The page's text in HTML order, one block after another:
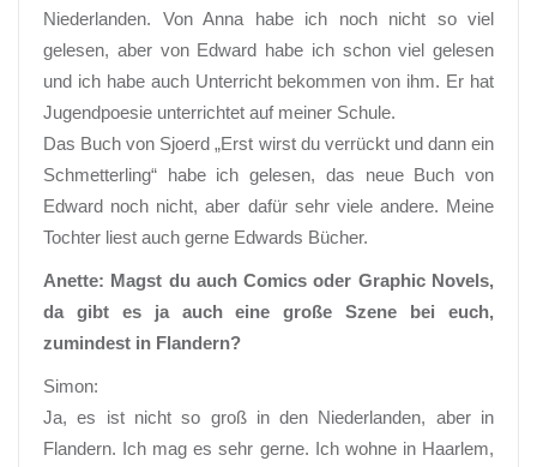
Niederlanden. Von Anna habe ich noch nicht so viel
gelesen, aber von Edward habe ich schon viel gelesen
und ich habe auch Unterricht bekommen von ihm. Er hat
Jugendpoesie unterrichtet auf meiner Schule.
Das Buch von Sjoerd „Erst wirst du verrückt und dann ein
Schmetterling“ habe ich gelesen, das neue Buch von
Edward noch nicht, aber dafür sehr viele andere. Meine
Tochter liest auch gerne Edwards Bücher.
Anette: Magst du auch Comics oder Graphic Novels,
da gibt es ja auch eine große Szene bei euch,
zumindest in Flandern?
Simon:
Ja, es ist nicht so groß in den Niederlanden, aber in
Flandern. Ich mag es sehr gerne. Ich wohne in Haarlem,